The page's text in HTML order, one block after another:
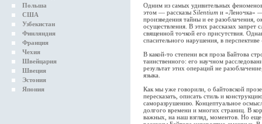
Польша
США
Узбекистан
Финляндия
Франция
Чехия
Швейцария
Швеция
Эстония
Япония
Одним из самых удивительных
этом — рассказы Silentium и «Леночка» —
произведения тайны и ее
осуществления. В этих рассказах запрет
священной точкой его присутствия.
спасительного нарушения, в
В какой-то степени вся проза Байтова
таинственного: его научном
результат этих операций не
языка.
Как мы уже говорили, о байтовской
пересказать, описать стиль и
саморазрушению. Концептуальное
долгого времени и многих страниц. В
важных, на наш взгляд, моментов. Но